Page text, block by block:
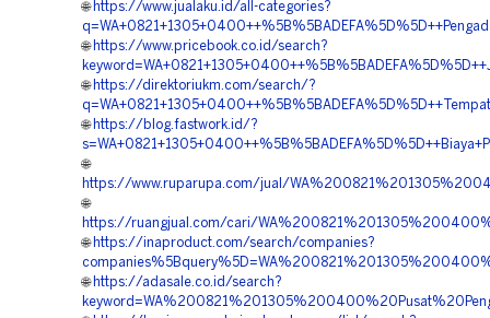
🌐 https://www.jualaku.id/all-categories?
🌐 https://www.pricebook.co.id/search?
🌐 https://direktoriukm.com/search/?
🌐 https://blog.fastwork.id/?
🌐
https://www.ruparupa.com/jual/
🌐
https://ruangjual.com/cari/
🌐 https://inaproduct.com/search/companies?
🌐 https://adasale.co.id/search?